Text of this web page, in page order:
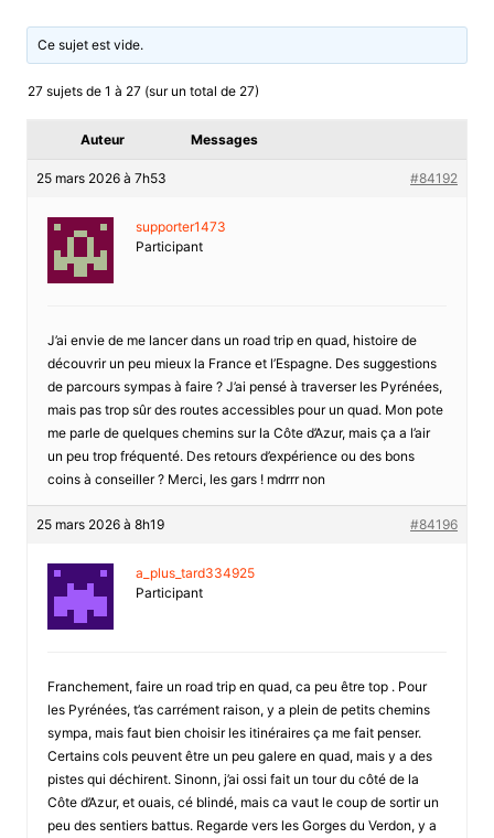
Ce sujet est vide.
27 sujets de 1 à 27 (sur un total de 27)
Auteur Messages
25 mars 2026 à 7h53 #84192
supporter1473
Participant
J’ai envie de me lancer dans un road trip en quad, histoire de
découvrir un peu mieux la France et l’Espagne. Des suggestions
de parcours sympas à faire ? J’ai pensé à traverser les Pyrénées,
mais pas trop sûr des routes accessibles pour un quad. Mon pote
me parle de quelques chemins sur la Côte d’Azur, mais ça a l’air
un peu trop fréquenté. Des retours d’expérience ou des bons
coins à conseiller ? Merci, les gars ! mdrrr non
25 mars 2026 à 8h19 #84196
a_plus_tard334925
Participant
Franchement, faire un road trip en quad, ca peu être top . Pour
les Pyrénées, t’as carrément raison, y a plein de petits chemins
sympa, mais faut bien choisir les itinéraires ça me fait penser.
Certains cols peuvent être un peu galere en quad, mais y a des
pistes qui déchirent. Sinonn, j’ai ossi fait un tour du côté de la
Côte d’Azur, et ouais, cé blindé, mais ca vaut le coup de sortir un
peu des sentiers battus. Regarde vers les Gorges du Verdon, y a